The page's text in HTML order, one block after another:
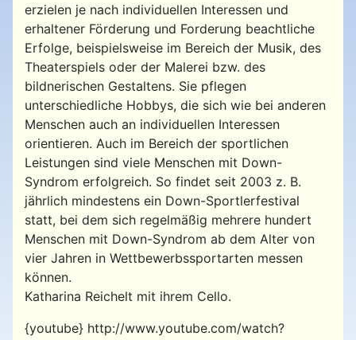
erzielen je nach individuellen Interessen und
erhaltener Förderung und Forderung beachtliche
Erfolge, beispielsweise im Bereich der Musik, des
Theaterspiels oder der Malerei bzw. des
bildnerischen Gestaltens. Sie pflegen
unterschiedliche Hobbys, die sich wie bei anderen
Menschen auch an individuellen Interessen
orientieren. Auch im Bereich der sportlichen
Leistungen sind viele Menschen mit Down-
Syndrom erfolgreich. So findet seit 2003 z. B.
jährlich mindestens ein Down-Sportlerfestival
statt, bei dem sich regelmäßig mehrere hundert
Menschen mit Down-Syndrom ab dem Alter von
vier Jahren in Wettbewerbssportarten messen
können.
Katharina Reichelt mit ihrem Cello.
{youtube} http://www.youtube.com/watch?